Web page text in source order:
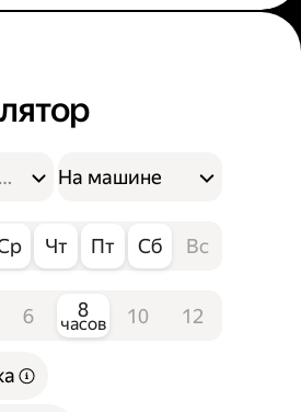
На машине
Чт Пт Сб Вс
6 8
часов 10 12